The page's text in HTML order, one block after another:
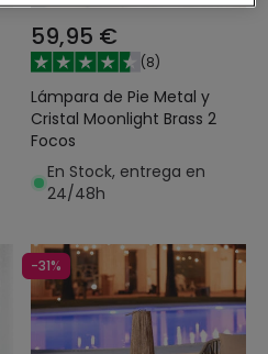
59,95 €
(8)
Lámpara de Pie Metal y
Cristal Moonlight Brass 2
Focos
En Stock, entrega en
24/48h
-31%